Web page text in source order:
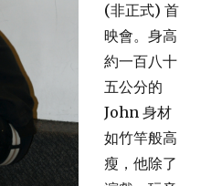
(非正式) 首
映會。身高
約一百八十
五公分的
John 身材
如竹竿般高
瘦，他除了